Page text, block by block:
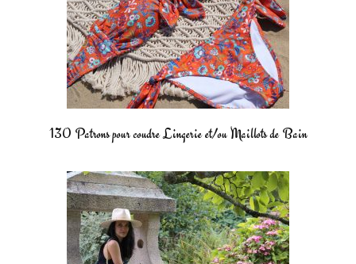
130 Patrons pour coudre Lingerie et/ou Maillots de Bain